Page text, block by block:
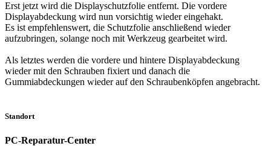
Erst jetzt wird die Displayschutzfolie entfernt. Die vordere
Displayabdeckung wird nun vorsichtig wieder eingehakt.
Es ist empfehlenswert, die Schutzfolie anschließend wieder
aufzubringen, solange noch mit Werkzeug gearbeitet wird.
Als letztes werden die vordere und hintere Displayabdeckung
wieder mit den Schrauben fixiert und danach die
Gummiabdeckungen wieder auf den Schraubenköpfen angebracht.
Standort
PC-Reparatur-Center